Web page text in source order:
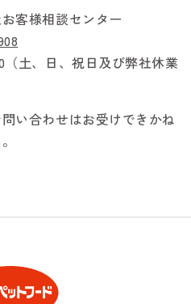
客様相談センター
（土、日、祝日及び弊社休業
い合わせはお受けできかね